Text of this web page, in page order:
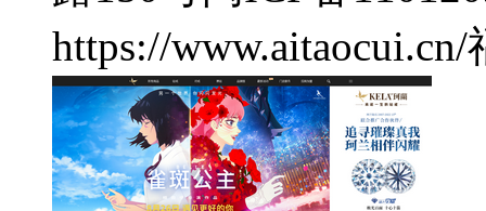
https://www.aitaocui.cn/